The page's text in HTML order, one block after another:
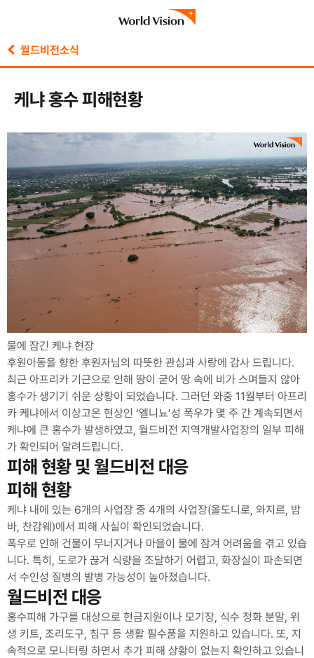
월드비전소식
케냐 홍수 피해현황
물에 잠긴 케냐 현장
후원아동을 향한 후원자님의 따뜻한 관심과 사랑에 감사 드립니다.
최근 아프리카 기근으로 인해 땅이 굳어 땅 속에 비가 스며들지 않아
홍수가 생기기 쉬운 상황이 되었습니다. 그러던 와중 11월부터 아프리
카 케냐에서 이상고온 현상인 ‘엘니뇨’성 폭우가 몇 주 간 계속되면서
케냐에 큰 홍수가 발생하였고, 월드비전 지역개발사업장의 일부 피해
가 확인되어 알려드립니다.
피해 현황 및 월드비전 대응
피해 현황
케냐 내에 있는 6개의 사업장 중 4개의 사업장(올도니로, 와지르, 밤
바, 찬감웨)에서 피해 사실이 확인되었습니다.
폭우로 인해 건물이 무너지거나 마을이 물에 잠겨 어려움을 겪고 있습
니다. 특히, 도로가 끊겨 식량을 조달하기 어렵고, 화장실이 파손되면
서 수인성 질병의 발병 가능성이 높아졌습니다.
월드비전 대응
홍수피해 가구를 대상으로 현금지원이나 모기장, 식수 정화 분말, 위
생 키트, 조리도구, 침구 등 생활 필수품을 지원하고 있습니다. 또, 지
속적으로 모니터링 하면서 추가 피해 상황이 없는지 확인하고 있습니